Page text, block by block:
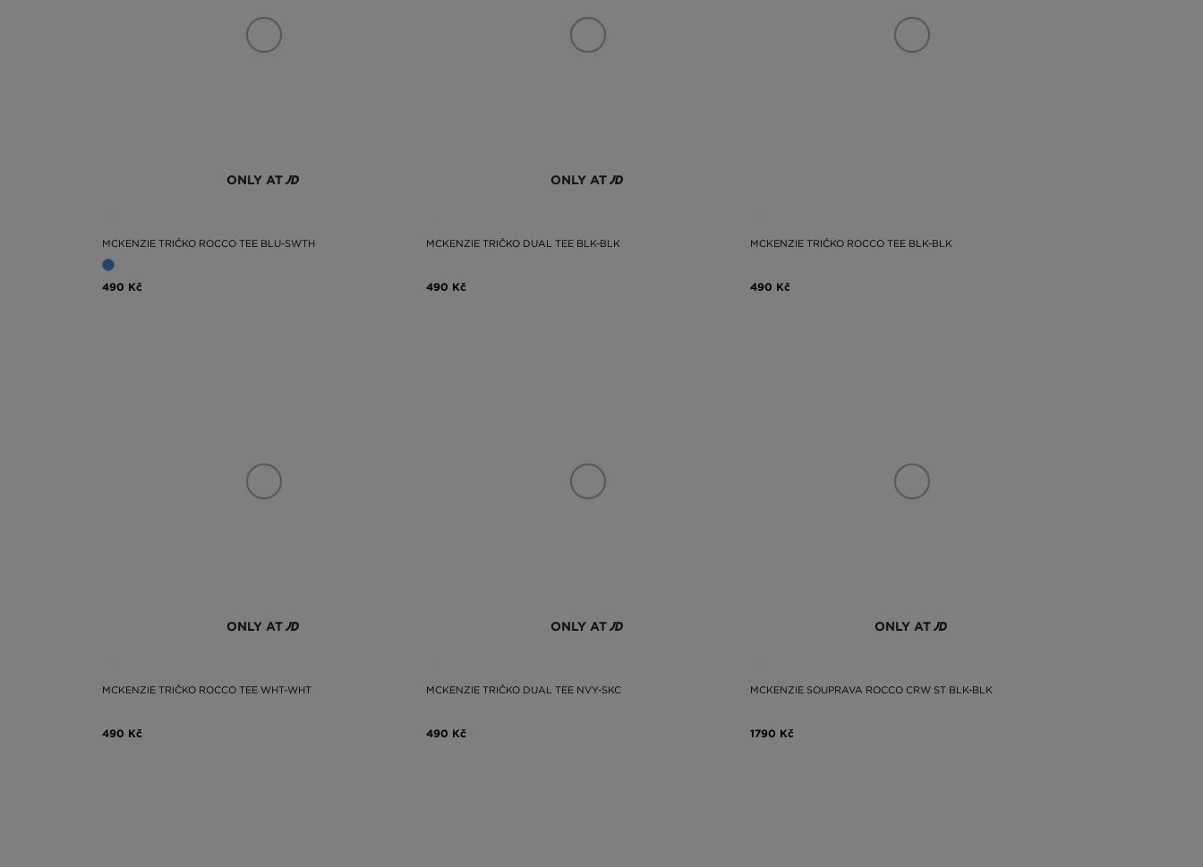
ONLY AT
MCKENZIE TRIČKO ROCCO TEE BLU-SWTH
490 Kč
ONLY AT
MCKENZIE TRIČKO DUAL TEE BLK-BLK
490 Kč
MCKENZIE TRIČKO ROCCO TEE BLK-BLK
490 Kč
ONLY AT
MCKENZIE TRIČKO ROCCO TEE WHT-WHT
490 Kč
ONLY AT
MCKENZIE TRIČKO DUAL TEE NVY-SKC
490 Kč
ONLY AT
MCKENZIE SOUPRAVA ROCCO CRW ST BLK-BLK
1790 Kč